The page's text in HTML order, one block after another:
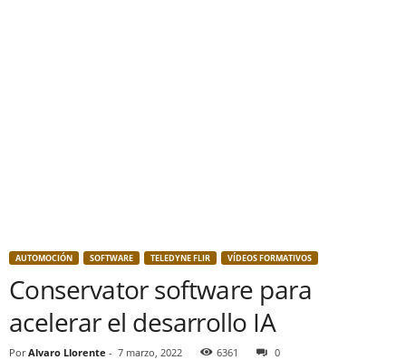
AUTOMOCIÓN SOFTWARE TELEDYNE FLIR VÍDEOS FORMATIVOS
Conservator software para
acelerar el desarrollo IA
Por Alvaro Llorente - 7 marzo, 2022 6361 0